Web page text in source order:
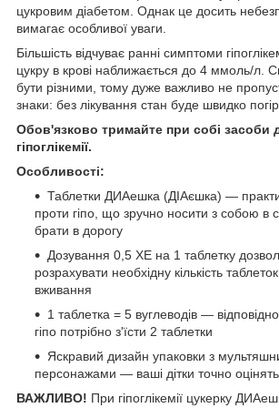
цукровим діабетом. Однак це досить
вимагає особливої уваги.
Більшість відчуває ранні симптоми
цукру в крові наближається до 4 ммоль/л.
бути різними, тому дуже важливо не
знаки: без лікування стан буде швидко
Обов'язково тримайте при собі засоби
гіпоглікемії.
Особливості:
Таблетки ДИАешка (ДІАєшка) —
проти гіпо, що зручно носити з собою в
брати в дорогу
Дозування 0,5 ХЕ на 1 таблетку
розрахувати необхідну кількість
вживання
1 таблетка = 5 вуглеводів —
гіпо потрібно з'їсти 2 таблетки
Яскравий дизайн упаковки з
персонажами — ваші дітки точно оцінять.
ВАЖЛИВО! При гіпоглікемії цукерку